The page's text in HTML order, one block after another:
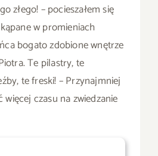
złego! – pocieszałem się
w promieniach
bogato zdobione wnętrze
Te pilastry, te
te freski! – Przynajmniej
czasu na zwiedzanie